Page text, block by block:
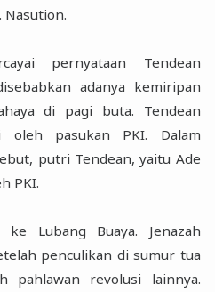
Nasution.
pernyataan Tendean
adanya kemiripan
di pagi buta. Tendean
oleh pasukan PKI. Dalam
putri Tendean, yaitu Ade
PKI.
ke Lubang Buaya. Jenazah
penculikan di sumur tua
pahlawan revolusi lainnya.